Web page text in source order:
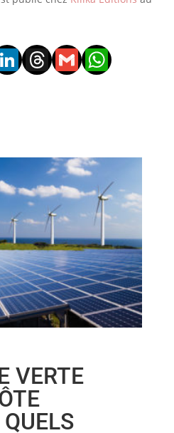
Threads
Gmail
VERTE